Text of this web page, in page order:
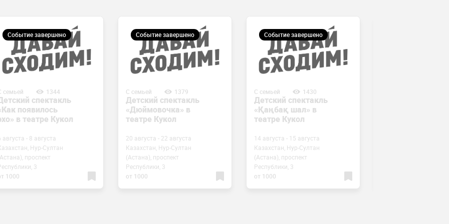
Событие завершено
семьей 1344
спектакль
появилось
в театре Кукол
августа - 8 августа
Нур-Султан
проспект
3
1000
Событие завершено
С семьей 1379
Детский спектакль
«Дюймовочка» в
театре Кукол
20 августа - 22 августа
Казахстан, Нур-Султан
(Астана), проспект
Республики, 3
от 1000
Событие завершено
С семьей 1430
Детский спектакль
«Қаңбақ шал» в
театре Кукол
14 августа - 15 августа
Казахстан, Нур-Султан
(Астана), проспект
Республики, 3
от 1000